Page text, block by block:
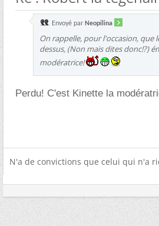
Envoyé par Neopilina
On rappelle, pour l'occasion, que
dessus, (Non mais dites donc!?)
modératrice!
Perdu! C'est Kinette la
N'a de convictions que celui qui n'a